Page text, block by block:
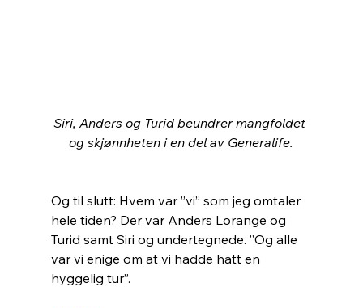
Siri, Anders og Turid beundrer mangfoldet
og skjønnheten i en del av Generalife.
Og til slutt: Hvem var ”vi” som jeg omtaler
hele tiden? Der var Anders Lorange og
Turid samt Siri og undertegnede. ”Og alle
var vi enige om at vi hadde hatt en
hyggelig tur”.